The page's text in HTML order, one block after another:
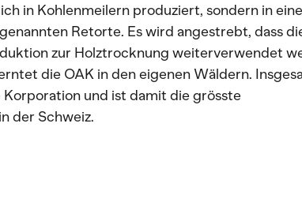
in Kohlenmeilern produziert, sondern in
Retorte. Es wird angestrebt, dass
zur Holztrocknung weiterverwendet
die OAK in den eigenen Wäldern.
und ist damit die grösste
der Schweiz.